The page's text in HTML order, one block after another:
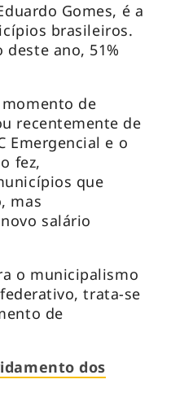
Gomes, é a
brasileiros.
ano, 51%
momento de
recentemente de
Emergencial e o
fez,
que
mas
salário
o municipalismo
trata-se
de
dos